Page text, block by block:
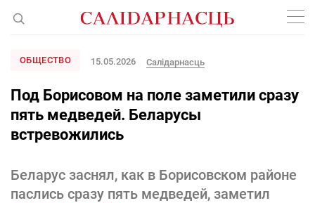
ОБЩЕСТВО 15.05.2026 Салідарнасць
Под Борисовом на поле заметили сразу
пять медведей. Беларусы
встревожились
Беларус заснял, как в Борисовском районе
паслись сразу пять медведей, заметил